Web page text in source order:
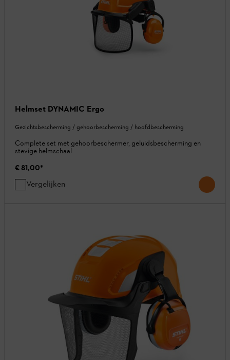
Helmset DYNAMIC Ergo
Gezichtsbescherming / gehoorbescherming / hoofdbescherming
Complete set met gehoorbeschermer, geluidsbescherming en
stevige helmschaal
€ 81,00*
Vergelijken